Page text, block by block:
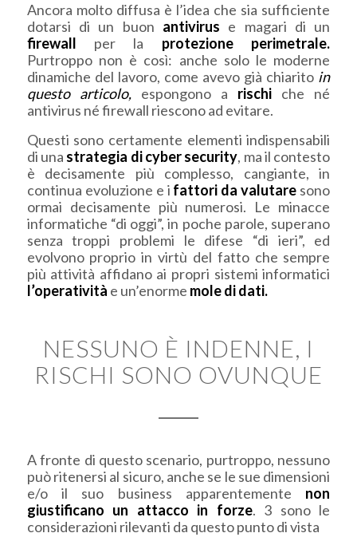
Ancora molto diffusa è l’idea che sia sufficiente
dotarsi di un buon antivirus e magari di un
firewall per la protezione perimetrale.
Purtroppo non è così: anche solo le moderne
dinamiche del lavoro, come avevo già chiarito in
questo articolo,espongono a rischi che né
antivirus né firewall riescono ad evitare.
Questi sono certamente elementi indispensabili
di una strategia di cyber security, ma il contesto
è decisamente più complesso, cangiante, in
continua evoluzione e i fattori da valutare sono
ormai decisamente più numerosi. Le minacce
informatiche “di oggi”, in poche parole, superano
senza troppi problemi le difese “di ieri”, ed
evolvono proprio in virtù del fatto che sempre
più attività affidano ai propri sistemi informatici
l’operatività e un’enorme mole di dati.
NESSUNO È INDENNE, I
RISCHI SONO OVUNQUE
A fronte di questo scenario, purtroppo, nessuno
può ritenersi al sicuro, anche se le sue dimensioni
e/o il suo business apparentemente non
giustificano un attacco in forze. 3 sono le
considerazioni rilevanti da questo punto di vista